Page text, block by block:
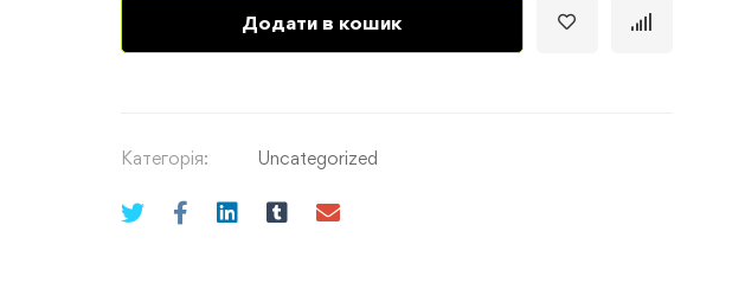
Додати в кошик
Категорія: Uncategorized